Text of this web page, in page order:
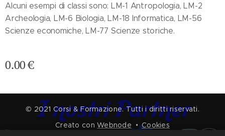
Alcuni esempi di classi sono: LM-1 Antropologia, LM-2
Archeologia, LM-6 Biologia, LM-18 Informatica, LM-56
Scienze economiche, LM-77 Scienze storiche.
0.00€
© 2021 Corsi & Formazione. Tutti i diritti riservati.
Creato conWebnode Cookies